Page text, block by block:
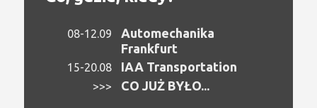
08-12.09
Automechanika
Frankfurt
15-20.08 IAA Transportation
>>> CO JUŻ BYŁO...